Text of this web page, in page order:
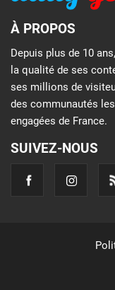
À PROPOS
Depuis plus de 10
la qualité de ses
ses millions de
des communautés
engagées de France.
SUIVEZ-NOUS